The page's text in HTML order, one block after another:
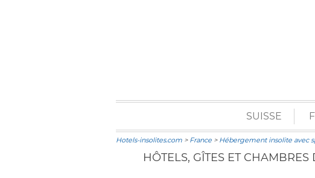
SUISSE
Hotels-insolites.com > France > Hébergement insolite avec
HÔTELS, GÎTES ET